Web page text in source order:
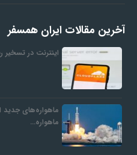
آخرین مقالات ایران همسفر
اینترنت در تسخیر
ماهواره…